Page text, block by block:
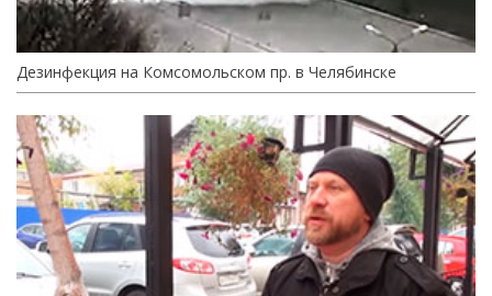
Дезинфекция на Комсомольском пр. в Челябинске